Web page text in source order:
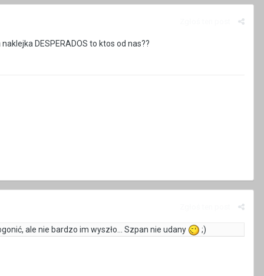
DESPERADOS to ktos od nas??
ale nie bardzo im wyszło... Szpan nie udany
;)